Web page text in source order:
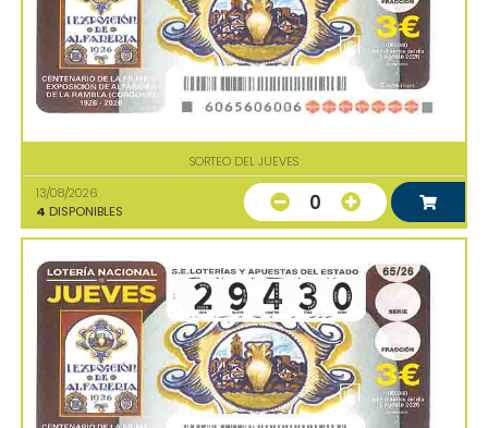
SORTEO DEL JUEVES
13/08/2026
4 DISPONIBLES 0